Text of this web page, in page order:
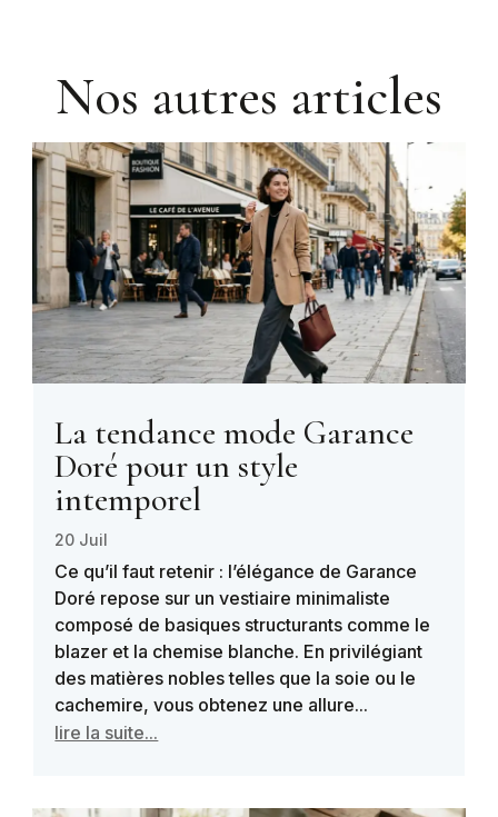
Nos autres articles
La tendance mode Garance
Doré pour un style
intemporel
20 Juil
Ce qu’il faut retenir : l’élégance de Garance
Doré repose sur un vestiaire minimaliste
composé de basiques structurants comme le
blazer et la chemise blanche. En privilégiant
des matières nobles telles que la soie ou le
cachemire, vous obtenez une allure...
lire la suite...